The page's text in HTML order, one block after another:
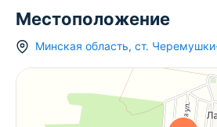
Местоположение
Минская область, ст.